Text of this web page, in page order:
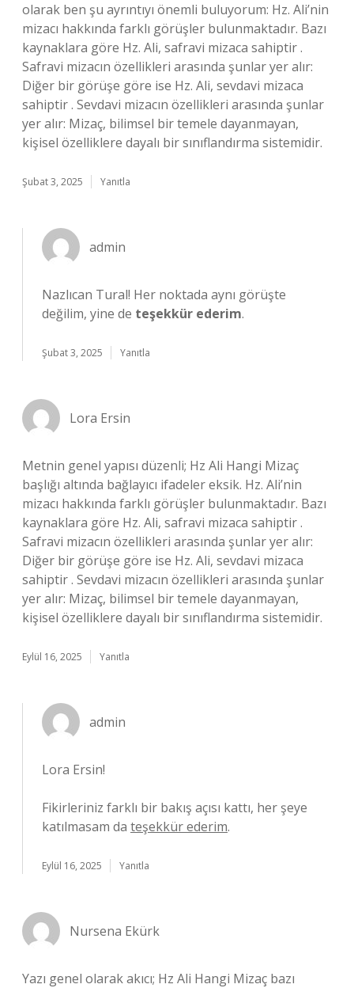
olarak ben şu ayrıntıyı önemli buluyorum: Hz. Ali’nin
mizacı hakkında farklı görüşler bulunmaktadır. Bazı
kaynaklara göre Hz. Ali, safravi mizaca sahiptir .
Safravi mizacın özellikleri arasında şunlar yer alır:
Diğer bir görüşe göre ise Hz. Ali, sevdavi mizaca
sahiptir . Sevdavi mizacın özellikleri arasında şunlar
yer alır: Mizaç, bilimsel bir temele dayanmayan,
kişisel özelliklere dayalı bir sınıflandırma sistemidir.
Şubat 3, 2025 Yanıtla
admin
Nazlıcan Tural! Her noktada aynı görüşte
değilim, yine de teşekkür ederim.
Şubat 3, 2025 Yanıtla
Lora Ersin
Metnin genel yapısı düzenli; Hz Ali Hangi Mizaç
başlığı altında bağlayıcı ifadeler eksik. Hz. Ali’nin
mizacı hakkında farklı görüşler bulunmaktadır. Bazı
kaynaklara göre Hz. Ali, safravi mizaca sahiptir .
Safravi mizacın özellikleri arasında şunlar yer alır:
Diğer bir görüşe göre ise Hz. Ali, sevdavi mizaca
sahiptir . Sevdavi mizacın özellikleri arasında şunlar
yer alır: Mizaç, bilimsel bir temele dayanmayan,
kişisel özelliklere dayalı bir sınıflandırma sistemidir.
Eylül 16, 2025 Yanıtla
admin
Lora Ersin!
Fikirleriniz farklı bir bakış açısı kattı, her şeye
katılmasam da teşekkür ederim.
Eylül 16, 2025 Yanıtla
Nursena Ekürk
Yazı genel olarak akıcı; Hz Ali Hangi Mizaç bazı